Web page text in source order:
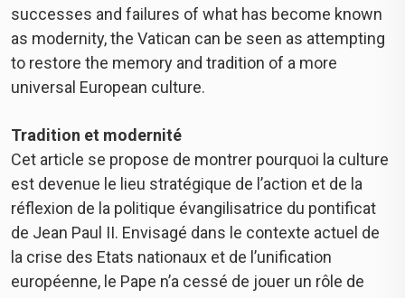
successes and failures of what has become known
as modernity, the Vatican can be seen as attempting
to restore the memory and tradition of a more
universal European culture.
Tradition et modernité
Cet article se propose de montrer pourquoi la culture
est devenue le lieu stratégique de l’action et de la
réflexion de la politique évangilisatrice du pontificat
de Jean Paul II. Envisagé dans le contexte actuel de
la crise des Etats nationaux et de l’unification
européenne, le Pape n’a cessé de jouer un rôle de